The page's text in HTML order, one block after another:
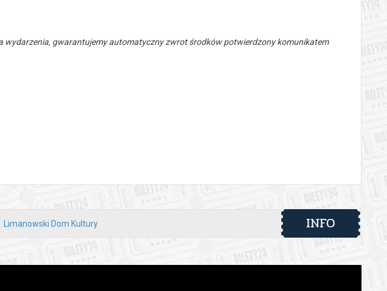
wydarzenia, gwarantujemy automatyczny zwrot środków potwierdzony komunikatem
Limanowski Dom Kultury INFO